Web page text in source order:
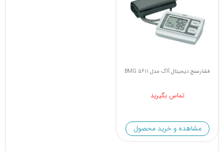
فشارسنج دیجیتال آاگ مدل BMG 5611
تماس بگیرید
مشاهده و خرید محصول